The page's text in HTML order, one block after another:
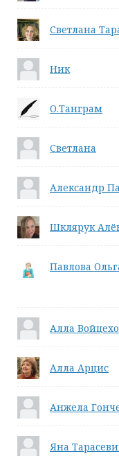
Светлана
Ник
О.Танграм
Светлана
Александр
Шклярук
Павлова
Алла
Алла Арцис
Анжела
Яна